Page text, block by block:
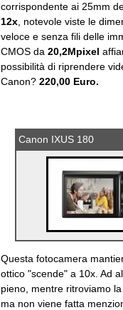
corrispondente ai 25mm
12x , notevole viste le
veloce e senza fili delle
CMOS da 20,2Mpixel
possibilità di riprendere
Canon? 220,00 Euro.
Canon IXUS 180
Questa fotocamera
ottico "scende" a 10x. Ad
pieno, mentre ritroviamo
ma non viene fatta